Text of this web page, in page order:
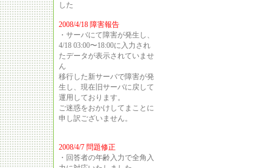
した
2008/4/18 障害報告
・サーバにて障害が発生し、
4/18 03:00〜18:00に入力され
たデータが表示されていませ
ん
移行した新サーバで障害が発
生し、現在旧サーバに戻して
運用しております。
ご迷惑をおかけしてまことに
申し訳ございません。
2008/4/7 問題修正
・回答者の年齢入力で全角入